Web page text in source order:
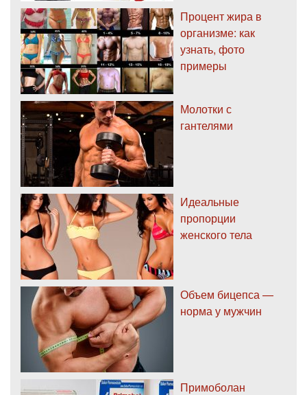
Процент жира в
организме: как
узнать, фото
примеры
Молотки с
гантелями
Идеальные
пропорции
женского тела
Объем бицепса —
норма у мужчин
Примоболан